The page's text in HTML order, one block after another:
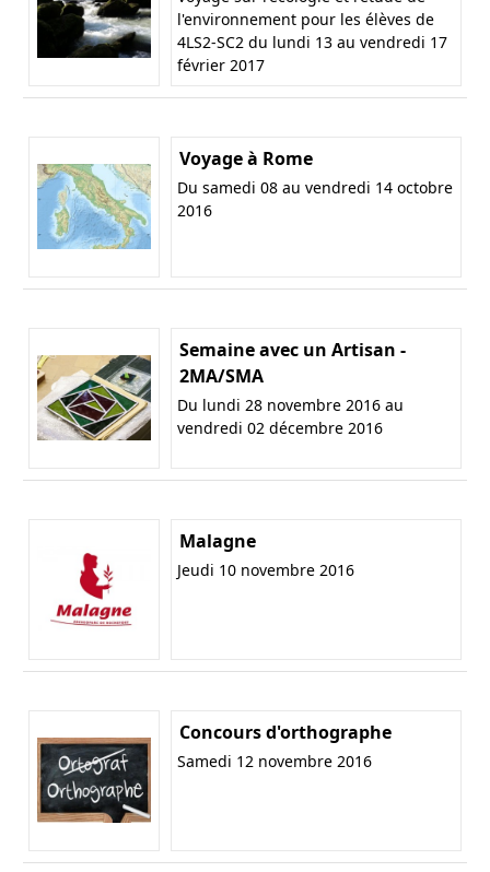
l'environnement pour les élèves de
4LS2-SC2 du lundi 13 au vendredi 17
février 2017
Voyage à Rome
Du samedi 08 au vendredi 14 octobre
2016
Semaine avec un Artisan -
2MA/SMA
Du lundi 28 novembre 2016 au
vendredi 02 décembre 2016
Malagne
Jeudi 10 novembre 2016
Concours d'orthographe
Samedi 12 novembre 2016